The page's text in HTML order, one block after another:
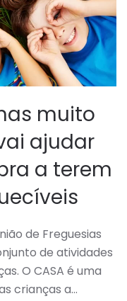
muito
ajudar
a terem
de Freguesias
de atividades
O CASA é uma
crianças a…